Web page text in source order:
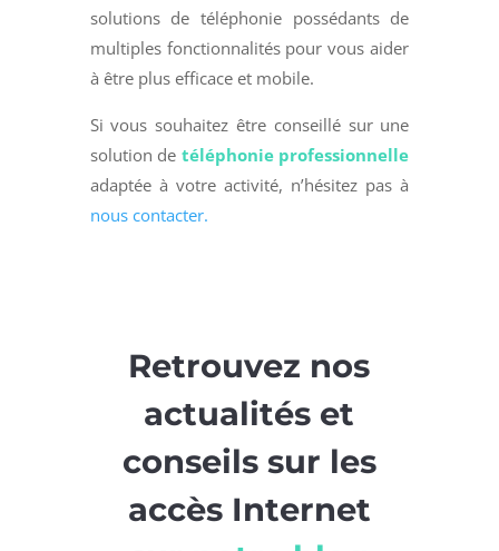
solutions de téléphonie possédants de
multiples fonctionnalités pour vous aider
à être plus efficace et mobile.
Si vous souhaitez être conseillé sur une
solution de téléphonie professionnelle
adaptée à votre activité, n’hésitez pas à
nous contacter.
Retrouvez nos
actualités et
conseils sur les
accès Internet